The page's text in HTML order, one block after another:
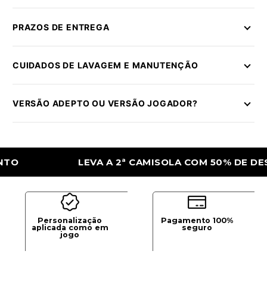
PRAZOS DE ENTREGA
CUIDADOS DE LAVAGEM E MANUTENÇÃO
VERSÃO ADEPTO OU VERSÃO JOGADOR?
LEVA A 2ª CAMISOLA COM 50% DE
Personalização
aplicada como em
jogo
Pagamento 100%
seguro